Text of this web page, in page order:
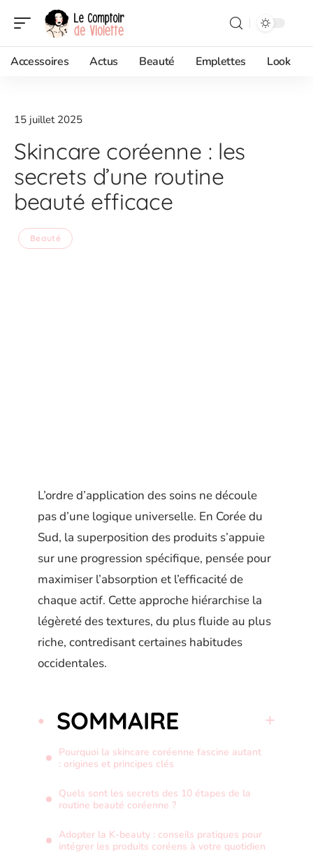
Accessoires Actus Beauté Emplettes Look
15 juillet 2025
Skincare coréenne : les
secrets d’une routine
beauté efficace
Beauté
L’ordre d’application des soins ne découle
pas d’une logique universelle. En Corée du
Sud, la superposition des produits s’appuie
sur une progression spécifique, pensée pour
maximiser l’absorption et l’efficacité de
chaque actif. Cette approche hiérarchise la
légèreté des textures, du plus fluide au plus
riche, contredisant certaines habitudes
occidentales.
SOMMAIRE
Pourquoi la skincare coréenne fascine autant
: origines et principes clés
Quels sont les secrets des 10 étapes de la
routine beauté coréenne ?
Adopter la K-beauty : conseils pratiques pour
intégrer les produits coréens à votre quotidien